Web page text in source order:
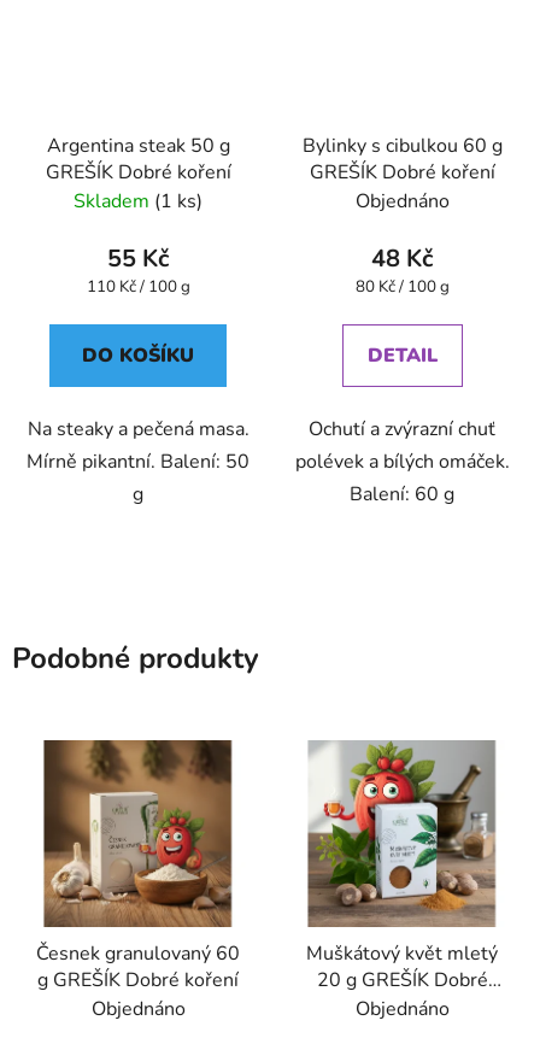
Argentina steak 50 g
GREŠÍK Dobré koření
Skladem (1 ks)
55 Kč
Měrná
110 Kč / 100 g
DO KOŠÍKU
Na steaky a pečená masa.
Mírně pikantní. Balení: 50
g
Bylinky s cibulkou 60 g
GREŠÍK Dobré koření
Objednáno
48 Kč
Měrná
80 Kč / 100 g
DETAIL
Ochutí a zvýrazní chuť
polévek a bílých omáček.
Balení: 60 g
Podobné produkty
Česnek granulovaný 60
g GREŠÍK Dobré koření
Objednáno
Muškátový květ mletý
20 g GREŠÍK Dobré
koření
Objednáno